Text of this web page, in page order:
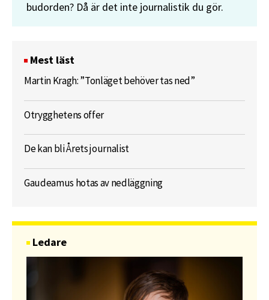
budorden? Då är det inte journalistik du gör.
Mest läst
Martin Kragh: ”Tonläget behöver tas ned”
Otrygghetens offer
De kan bli Årets journalist
Gaudeamus hotas av nedläggning
Ledare